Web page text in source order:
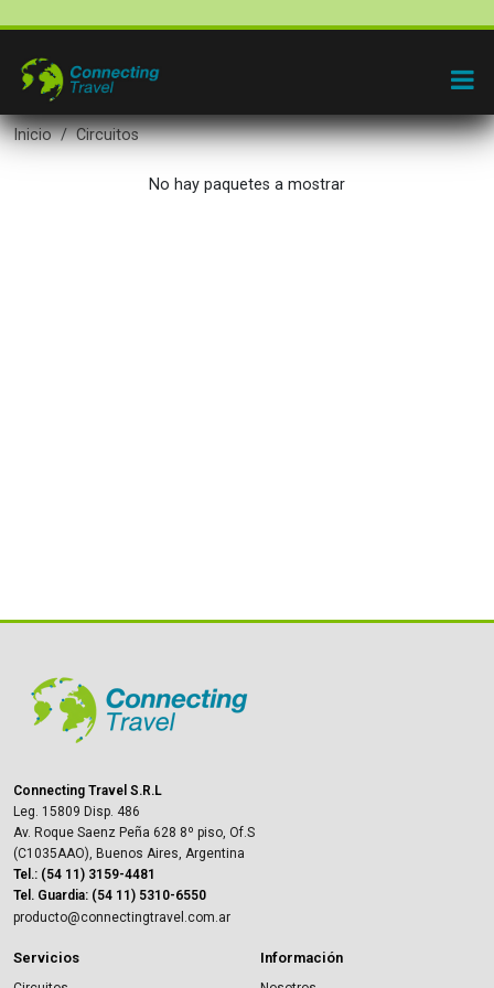
Inicio Circuitos
No hay paquetes a mostrar
Connecting Travel S.R.L
Leg. 15809 Disp. 486
Av. Roque Saenz Peña 628 8º piso, Of.S
(C1035AAO), Buenos Aires, Argentina
Tel.: (54 11) 3159-4481
Tel. Guardia: (54 11) 5310-6550
producto@connectingtravel.com.ar
Servicios Información